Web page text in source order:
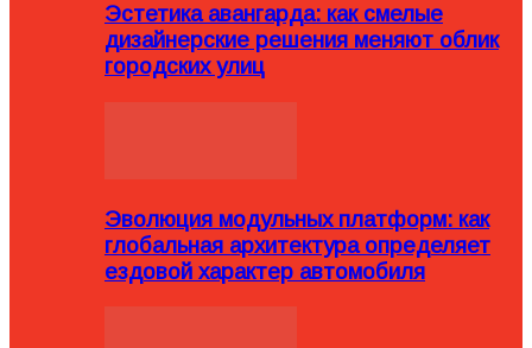
Эстетика авангарда: как смелые
дизайнерские решения меняют облик
городских улиц
Эволюция модульных платформ: как
глобальная архитектура определяет
ездовой характер автомобиля